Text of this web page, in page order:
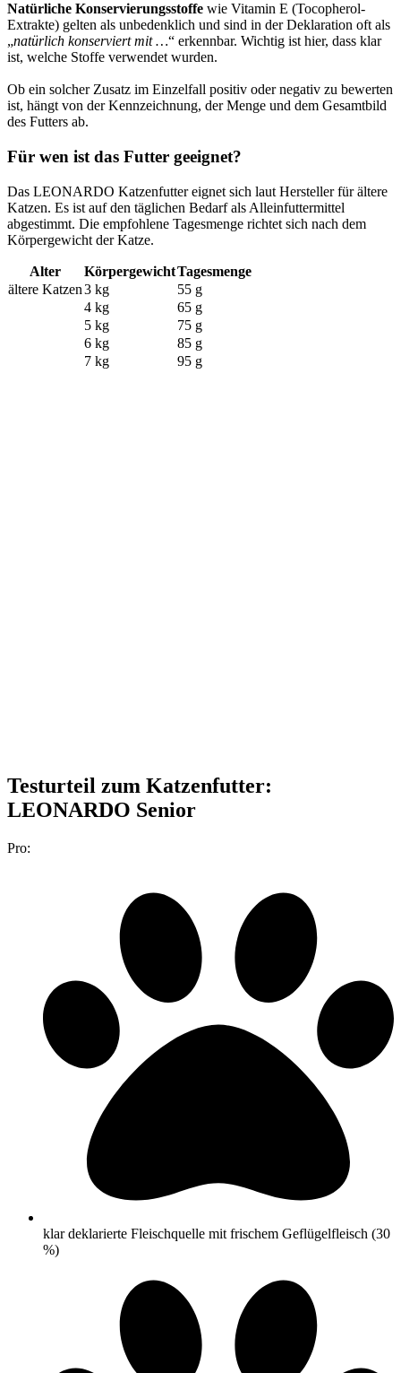
Natürliche Konservierungsstoffe wie Vitamin E (Tocopherol-
Extrakte) gelten als unbedenklich und sind in der Deklaration oft als
„natürlich konserviert mit …“ erkennbar. Wichtig ist hier, dass klar
ist, welche Stoffe verwendet wurden.
Ob ein solcher Zusatz im Einzelfall positiv oder negativ zu bewerten
ist, hängt von der Kennzeichnung, der Menge und dem Gesamtbild
des Futters ab.
Für wen ist das Futter geeignet?
Das LEONARDO Katzenfutter eignet sich laut Hersteller für ältere
Katzen. Es ist auf den täglichen Bedarf als Alleinfuttermittel
abgestimmt. Die empfohlene Tagesmenge richtet sich nach dem
Körpergewicht der Katze.
Alter KörpergewichtTagesmenge
ältere Katzen3 kg
55 g
4 kg
65 g
5 kg
75 g
6 kg
85 g
7 kg
95 g
Testurteil zum Katzenfutter:
LEONARDO Senior
Pro:
klar deklarierte Fleischquelle mit frischem Geflügelfleisch (30
%)